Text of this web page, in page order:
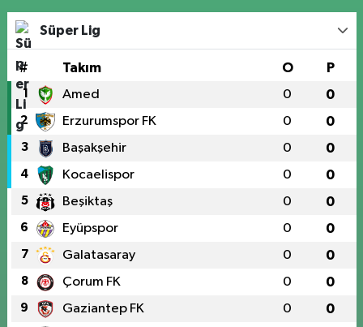
Süper Lig
# Takım O P
1 Amed 0 0
2 Erzurumspor FK 0 0
3 Başakşehir 0 0
4 Kocaelispor 0 0
5 Beşiktaş 0 0
6 Eyüpspor 0 0
7 Galatasaray 0 0
8 Çorum FK 0 0
9 Gaziantep FK 0 0